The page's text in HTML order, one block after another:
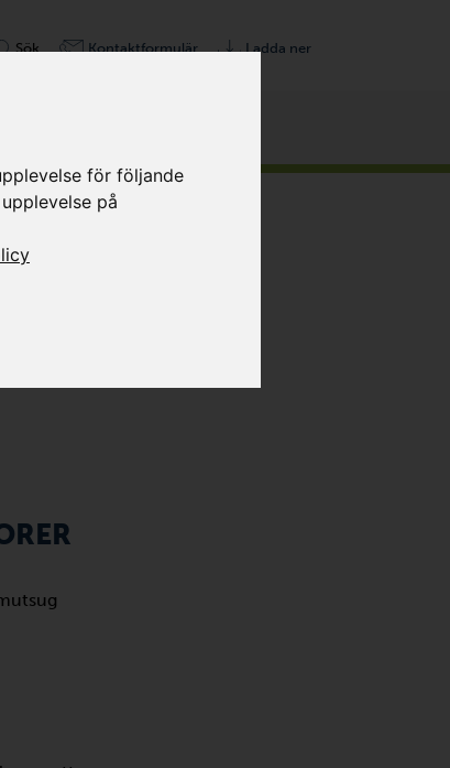
för följande
på
Sök Kontaktformulär Ladda ner